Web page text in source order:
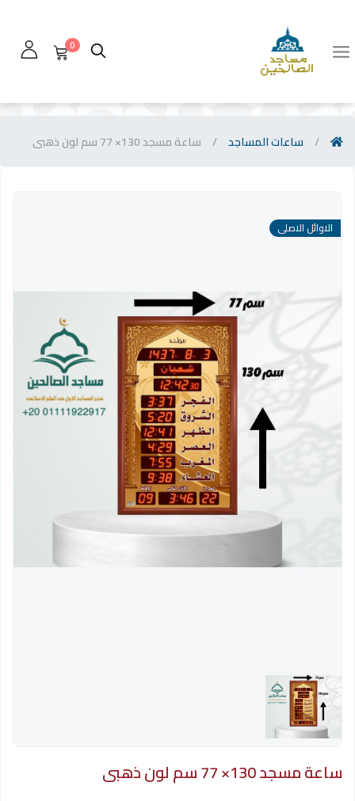
0
/ ساعات المساجد / ساعة مسجد 130× 77 سم لون ذهبى
الاوائل الاصلى
ساعة مسجد 130× 77 سم لون ذهبى